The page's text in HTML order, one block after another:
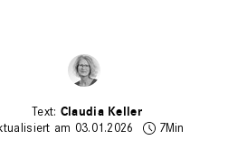
Claudia Keller
am 03.01.2026
7Min